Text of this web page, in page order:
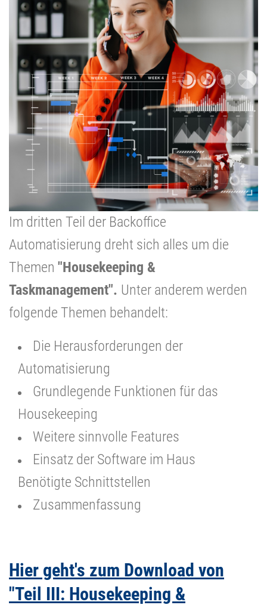
Im dritten Teil der Backoffice
Automatisierung dreht sich alles um die
Themen "Housekeeping &
Taskmanagement". Unter anderem werden
folgende Themen behandelt:
Die Herausforderungen der
Automatisierung
Grundlegende Funktionen für das
Housekeeping
Weitere sinnvolle Features
Einsatz der Software im Haus
Benötigte Schnittstellen
Zusammenfassung
Hier geht's zum Download von
"Teil III: Housekeeping &